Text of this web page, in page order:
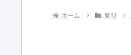
ホーム 書籍